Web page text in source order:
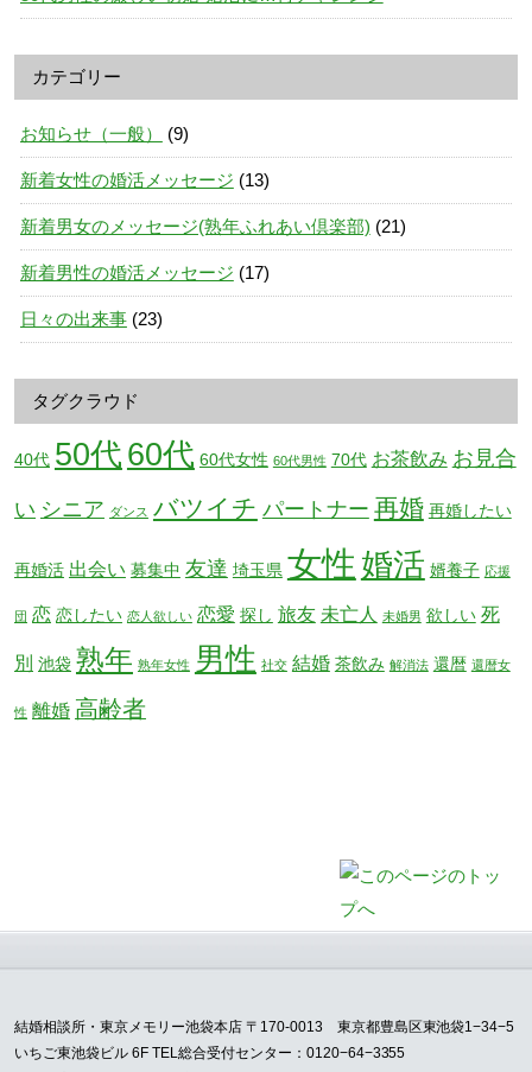
カテゴリー
お知らせ（一般） (9)
新着女性の婚活メッセージ (13)
新着男女のメッセージ(熟年ふれあい倶楽部) (21)
新着男性の婚活メッセージ (17)
日々の出来事(23)
タグクラウド
40代 50代 60代 60代女性 60代男性 70代 お茶飲み お見合
い シニア ダンス バツイチ パートナー 再婚 再婚したい
再婚活 出会い 募集中 友達 埼玉県 女性 婚活 婿養子 応援
団 恋 恋したい 恋人欲しい 恋愛 探し 旅友 未亡人 未婚男 欲しい 死
別 池袋 熟年 熟年女性 男性 社交 結婚 茶飲み 解消法 還暦 還暦女
性 離婚 高齢者
結婚相談所・東京メモリー池袋本店 〒170-0013 東京都豊島区東池袋1−34−5
いちご東池袋ビル 6F TEL総合受付センター：0120−64−3355